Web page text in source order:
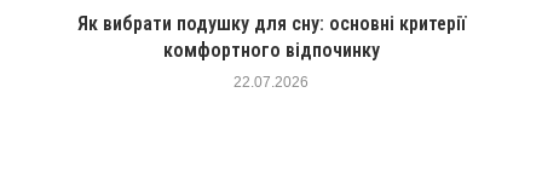
Як вибрати подушку для сну: основні критерії
комфортного відпочинку
22.07.2026